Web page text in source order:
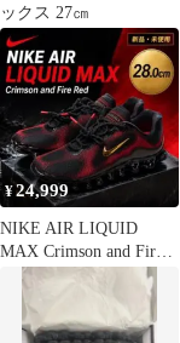
ックス 27㎝
¥24,999
NIKE AIR LIQUID
MAX Crimson and Fire
Red